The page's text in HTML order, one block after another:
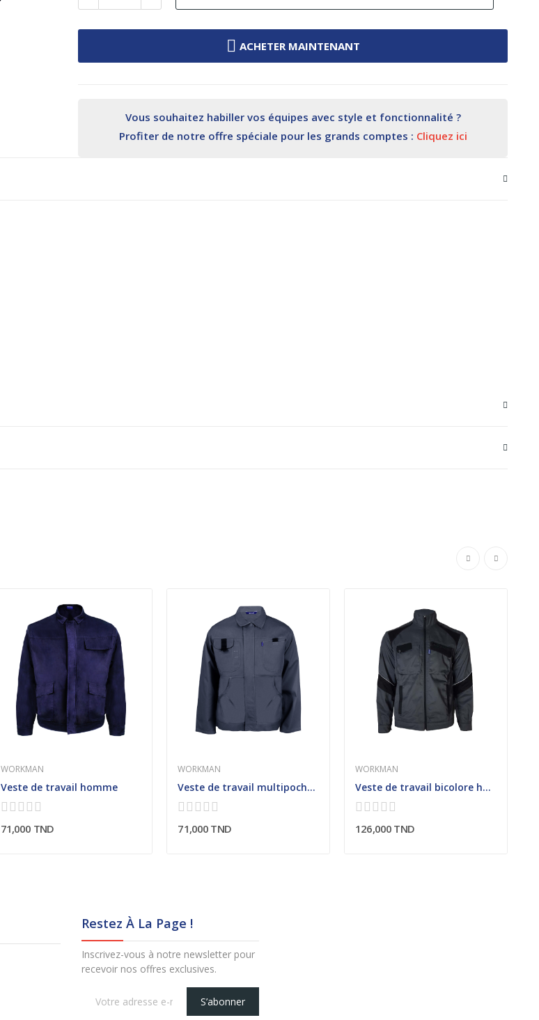
ACHETER MAINTENANT
Vous souhaitez habiller vos équipes avec style et fonctionnalité ?
Profiter de notre offre spéciale pour les grands comptes : Cliquez ici
WORKMAN
Veste de travail homme
71,000 TND
WORKMAN
Veste de travail multipoches homme
71,000 TND
WORKMAN
Veste de travail bicolore homme
126,000 TND
Restez À La Page !
Inscrivez-vous à notre newsletter pour
recevoir nos offres exclusives.
S’abonner